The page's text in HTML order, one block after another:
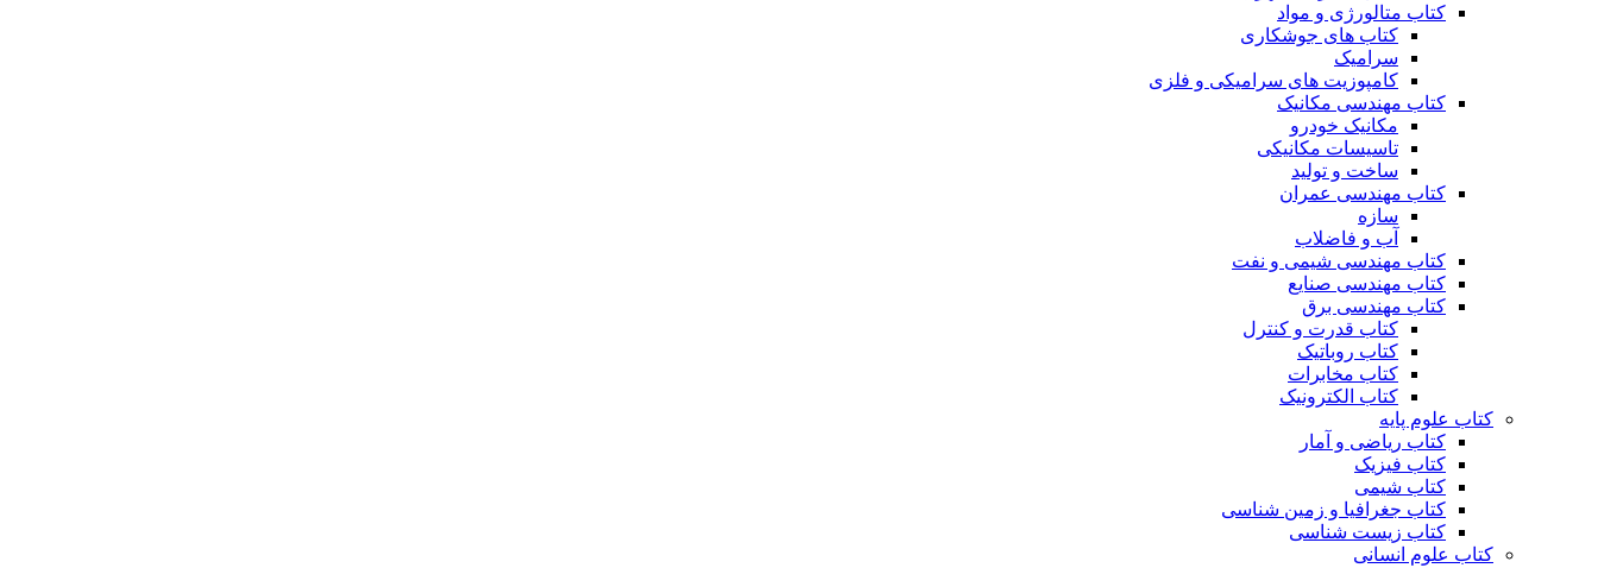
کتاب متالورژی و مواد
کتاب های جوشکاری
سرامیک
کامپوزیت های سرامیکی و فلزی
کتاب مهندسی مکانیک
مکانیک خودرو
تاسیسات مکانیکی
ساخت و تولید
کتاب مهندسی عمران
سازه
آب و فاضلاب
کتاب مهندسی شیمی و نفت
کتاب مهندسی صنایع
کتاب مهندسی برق
کتاب قدرت و کنترل
کتاب روباتیک
کتاب مخابرات
کتاب الکترونیک
کتاب علوم پایه
کتاب ریاضی و آمار
کتاب فیزیک
کتاب شیمی
کتاب جغرافیا و زمین شناسی
کتاب زیست شناسی
کتاب علوم انسانی